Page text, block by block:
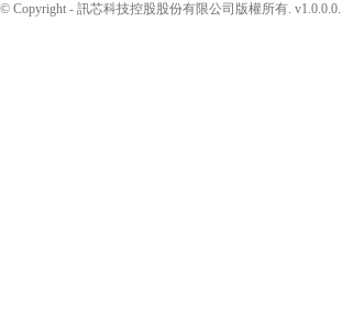
© Copyright - 訊芯科技控股股份有限公司版權所有.